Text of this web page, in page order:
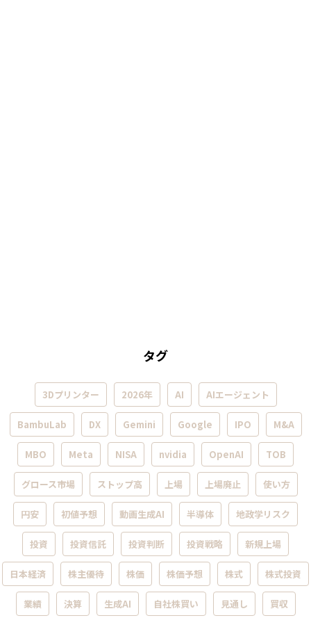
タグ
3Dプリンター 2026年 AI AIエージェント
BambuLab DX Gemini Google IPO M&A
MBO Meta NISA nvidia OpenAI TOB
グロース市場 ストップ高 上場 上場廃止 使い方
円安 初値予想 動画生成AI 半導体 地政学リスク
投資 投資信託 投資判断 投資戦略 新規上場
日本経済 株主優待 株価 株価予想 株式 株式投資
業績 決算 生成AI 自社株買い 見通し 買収